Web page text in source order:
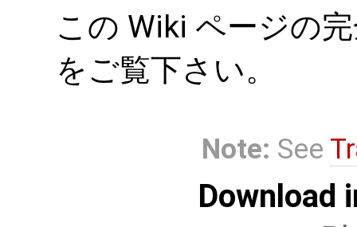
この Wiki ページの
をご覧下さい。
Note: See
Download